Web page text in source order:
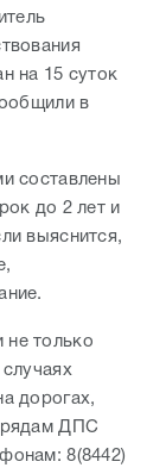
на 15 суток
в
составлены
до 2 лет и
выяснится,
только
дорогах,
ДПС
8(8442)